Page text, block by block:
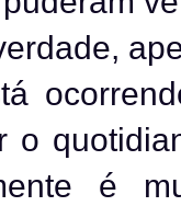
o
é